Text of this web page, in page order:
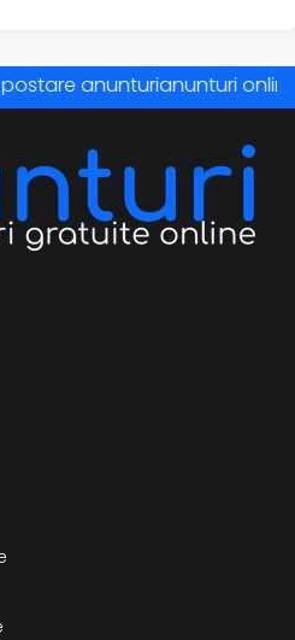
anunturianunturi online